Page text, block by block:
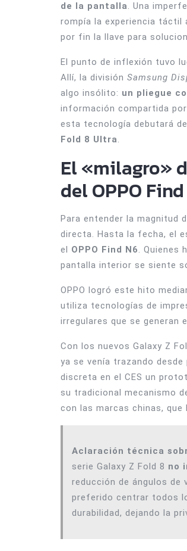
de la pantalla. Una
rompía la experiencia táctil
por fin la llave para
El punto de inflexión tuvo
Allí, la división Samsung
algo insólito: un pliegue
información compartida
esta tecnología debutará
Fold 8 Ultra.
El «milagro»
del OPPO
Para entender la magnitud
directa. Hasta la fecha, el
el OPPO Find N6. Quienes
pantalla interior se siente
OPPO logró este hito
utiliza tecnologías de
irregulares que se generan
Con los nuevos Galaxy Z
ya se venía trazando
discreta en el CES un
su tradicional mecanismo
con las marcas chinas,
Aclaración técnica
serie Galaxy Z Fold 8 no
reducción de ángulos de
preferido centrar todos
durabilidad, dejando la